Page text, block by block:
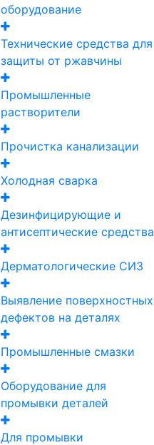
оборудование
Технические средства для
защиты от ржавчины
Промышленные
растворители
Прочистка канализации
Холодная сварка
Дезинфицирующие и
антисептические средства
Дерматологические СИЗ
Выявление поверхностных
дефектов на деталях
Промышленные смазки
Оборудование для
промывки деталей
Для промывки